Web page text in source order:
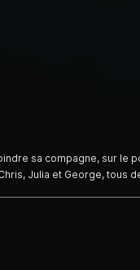
sa compagne, sur le
Julia et George, tous